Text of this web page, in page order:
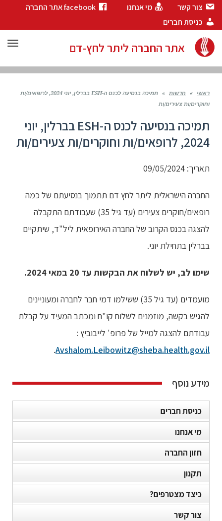
צור קשר
מי אנחנו
כניסת חברים
facebook אתר החברה
אתר החברה ליתר לחץ-דם
ראשי » חדשות »
תמיכה בנסיעה לכנס ה-ESH בברלין, יוני 2024, לרופאים/ות
וחוקרים/ות צעירים/ות
תמיכה בנסיעה לכנס ה-ESH בברלין, יוני
2024, לרופאים/ות וחוקרים/ות צעירים/ות
תאריך: 09/05/2024
החברה הישראלית ליתר לחץ דם תתמוך בנסיעתם של כמה
רופאים/חוקרים צעירים (עד גיל 35) שעבודתם התקבלה
להצגה בכנס הקרוב של החברה האירופאית ליל"ד, שיתקיים
בברלין בתחילת יוני.
שימו לב, יש לשלוח את הבקשות עד 20 במאי 2024.
מועמדים (עד גיל 35) ששילמו דמי חבר לחברה ומעוניינים
להגיש בקשה, מוזמנים לשלוח קו"ח ומכתב המעיד על קבלת
עבודתם להצגה למייל של פרופ' לייבוביץ :
Avshalom.Leibowitz@sheba.health.gov.il
.
מידע נוסף
כניסת חברים
מי אנחנו
חזון החברה
תקנון
כיצד מצטרפים?
צור קשר